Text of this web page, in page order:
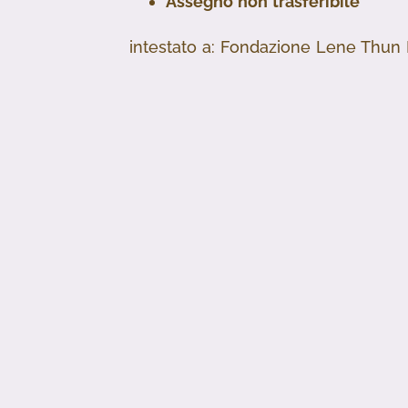
intestato a: Fondazione Lene Thun